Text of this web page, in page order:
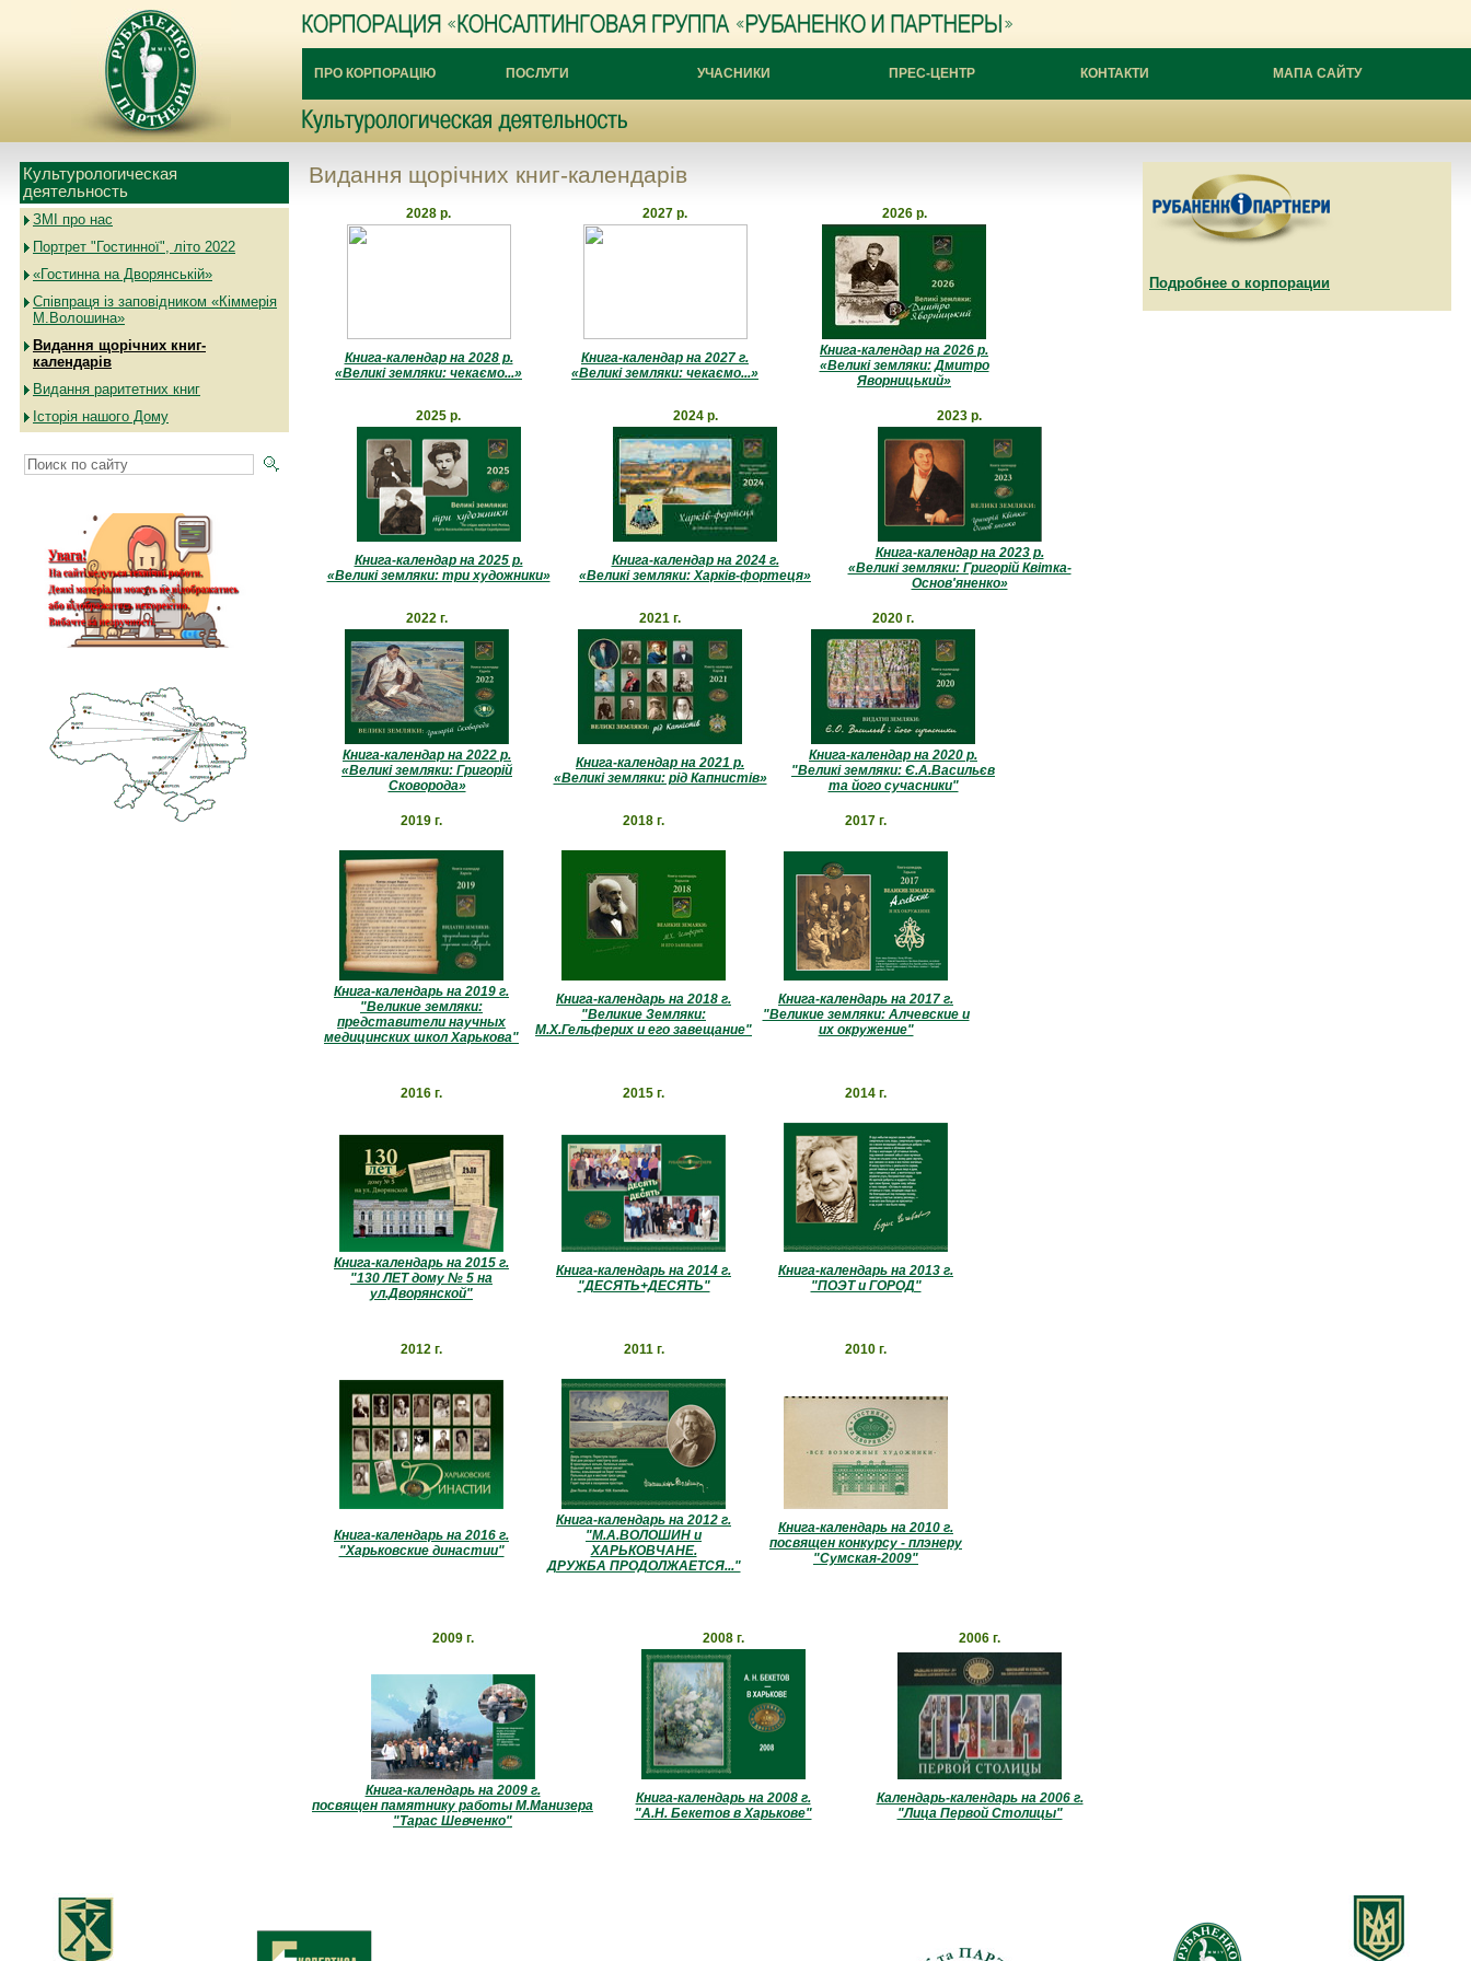
ПРО КОРПОРАЦІЮ ПОСЛУГИ УЧАСНИКИ ПРЕС-ЦЕНТР КОНТАКТИ МАПА САЙТУ
Культурологическая
деятельность
ЗМІ про нас
Портрет "Гостинної", літо 2022
«Гостинна на Дворянській»
Співпраця із заповідником «Кіммерія
М.Волошина»
Видання щорічних книг-
календарів
Видання раритетних книг
Історія нашого Дому
Видання щорічних книг-календарів
2028 р. 2027 р. 2026 р.
Книга-календар на 2028 р.
«Великі земляки: чекаємо...»
Книга-календар на 2027 г.
«Великі земляки: чекаємо...»
Книга-календар на 2026 р.
«Великі земляки: Дмитро
Яворницький»
2025 р. 2024 р. 2023 р.
Книга-календар на 2025 р.
«Великі земляки: три художники»
Книга-календар на 2024 г.
«Великі земляки: Харків-фортеця»
Книга-календар на 2023 р.
«Великі земляки: Григорій Квітка-
Основ'яненко»
2022 г. 2021 г. 2020 г.
Книга-календар на 2022 р.
«Великі земляки: Григорій
Сковорода»
Книга-календар на 2021 р.
«Великі земляки: рід Капнистів»
Книга-календар на 2020 р.
"Великі земляки: Є.А.Васильєв
та його сучасники"
2019 г. 2018 г. 2017 г.
Книга-календарь на 2019 г.
"Великие земляки:
представители научных
медицинских школ Харькова"
Книга-календарь на 2018 г.
"Великие Земляки:
М.Х.Гельферих и его завещание"
Книга-календарь на 2017 г.
"Великие земляки: Алчевские и
их окружение"
2016 г. 2015 г. 2014 г.
Книга-календарь на 2015 г.
"130 ЛЕТ дому № 5 на
ул.Дворянской"
Книга-календарь на 2014 г.
"ДЕСЯТЬ+ДЕСЯТЬ"
Книга-календарь на 2013 г.
"ПОЭТ и ГОРОД"
2012 г. 2011 г. 2010 г.
Книга-календарь на 2016 г.
"Харьковские династии"
Книга-календарь на 2012 г.
"М.А.ВОЛОШИН и
ХАРЬКОВЧАНЕ.
ДРУЖБА ПРОДОЛЖАЕТСЯ..."
Книга-календарь на 2010 г.
посвящен конкурсу - плэнеру
"Сумская-2009"
2009 г. 2008 г. 2006 г.
Книга-календарь на 2009 г.
посвящен памятнику работы М.Манизера
"Тарас Шевченко"
Книга-календарь на 2008 г.
"А.Н. Бекетов в Харькове"
Календарь-календарь на 2006 г.
"Лица Первой Столицы"
Подробнее о корпорации